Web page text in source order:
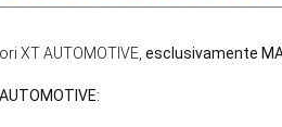
XT AUTOMOTIVE,esclusivamente